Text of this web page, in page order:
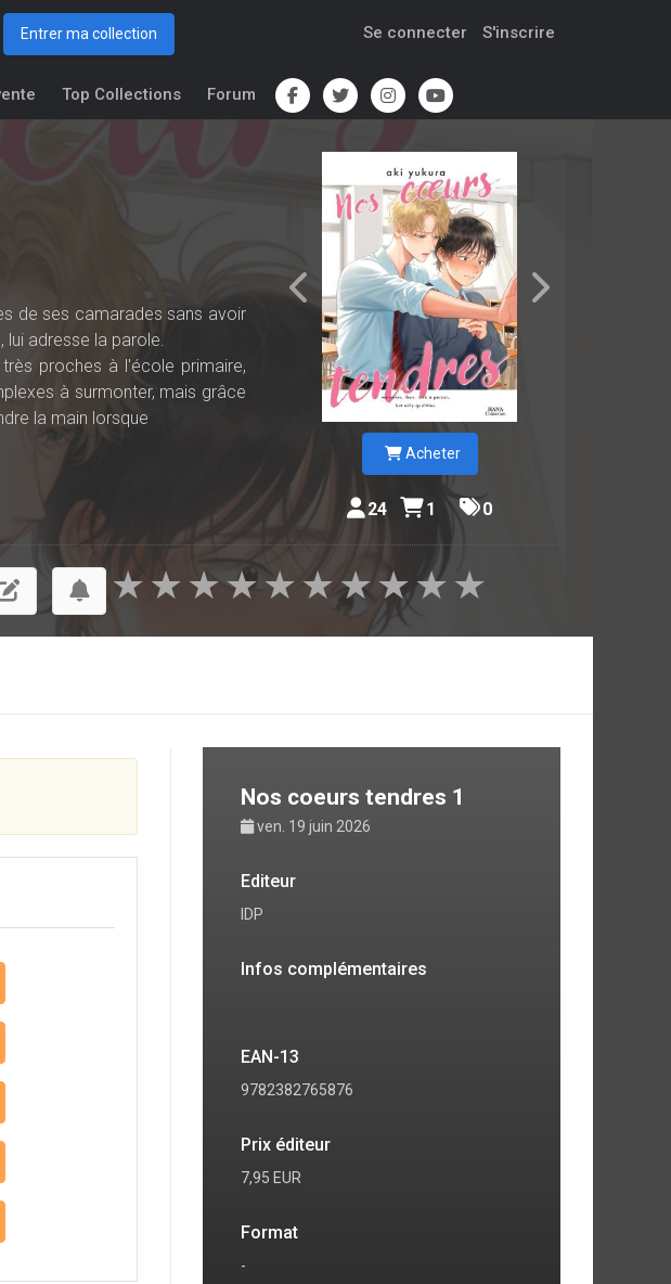
Entrer ma collection Se connecter S'inscrire
Top Collections Forum
de ses camarades sans avoir
lui adresse la parole.
proches à l'école primaire,
à surmonter, mais grâce
la main lorsque
!
Acheter
24 1 0
★
★
★
★
★
★
★
★
★
★
Nos coeurs tendres 1
ven. 19 juin 2026
Editeur
IDP
Infos complémentaires
EAN-13
9782382765876
Prix éditeur
7,95 EUR
Format
-